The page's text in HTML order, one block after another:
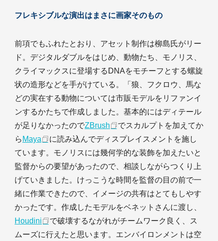
フレキシブルな演出はまさに画家そのもの
前項でもふれたとおり、アセット制作は柳島氏がリー
ド。デジタルダブルをはじめ、動物たち、モノリス、
クライマックスに登場するDNAをモチーフとする螺旋
状の造形などを手がけている。「狼、フクロウ、馬な
どの実在する動物については市販モデルをリファンイ
ンするかたちで作成しました。基本的にはディテール
が足りなかったのでZBrush
でスカルプトを加えてか
ら Maya
に読み込んでディスプレイスメントを施し
ています。モノリスには幾何学的な装飾を加えたいと
監督からの要望があったので、相談しながらつくり上
げていきました。けっこうな時間を監督の目の前で一
緒に作業できたので、イメージの共有はとてもしやす
かったです。作成したモデルをベネットさんに渡し、
Houdini
で破壊するながれがチームワーク良く、ス
ムーズに行えたと思います。エンバイロンメントは空